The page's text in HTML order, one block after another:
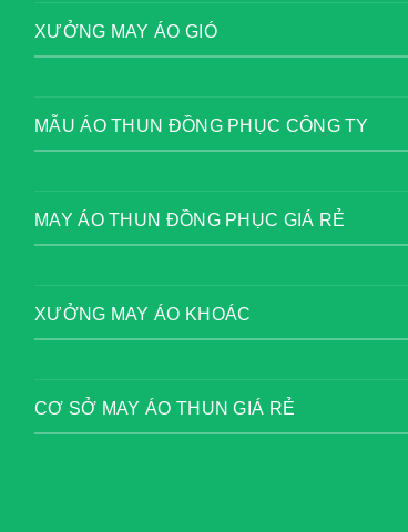
XƯỞNG MAY ÁO GIÓ
MẪU ÁO THUN ĐỒNG PHỤC CÔNG TY
MAY ÁO THUN ĐỒNG PHỤC GIÁ RẺ
XƯỞNG MAY ÁO KHOÁC
CƠ SỞ MAY ÁO THUN GIÁ RẺ